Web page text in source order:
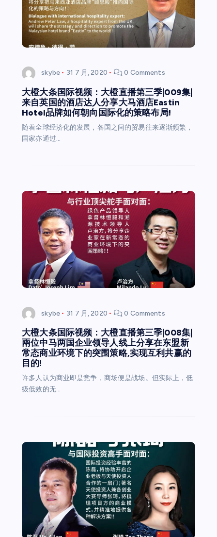
skybe 31 7 月, 2020 0 Comments
大橙大条国际视频：大橙直播第三季|009集|
来自英国的酒店达人分享大马酒店Eastin
Hotel品牌如何朝向国际化的策略布局!
随着全球经济化的发展，各国之间的贸易往来逐渐频繁，
国家亦通过…
skybe 31 7 月, 2020 0 Comments
大橙大条国际视频：大橙直播第三季|008集|
兩位中马两国企业领导人线上分享在东盟新
常态商业环境下的突围策略,实现互利共赢的
目的!
许多人认为商业即是竞争，商场便是战场。但实际上，低
级低效的无…